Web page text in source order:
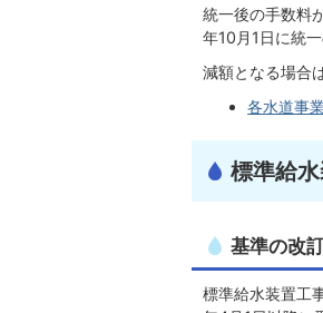
統一後の手数料
年10月1日に統
減額となる場合
各水道事
標準給
基準の改
標準給水装置工